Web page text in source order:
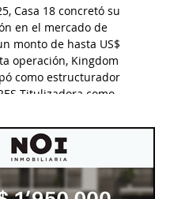
Casa 18 concretó su
en el mercado de
monto de hasta US$
operación, Kingdom
como estructurador
Titulizadora como
Lau-Tam & Walde como